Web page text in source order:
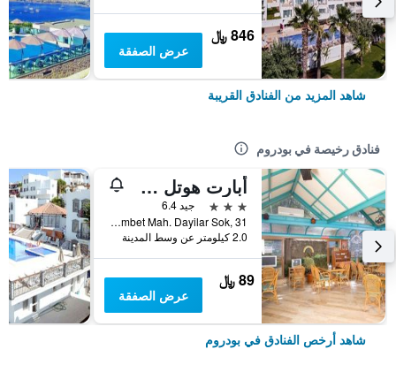
846 ﷼
عرض الصفقة
شاهد المزيد من الفنادق القريبة
فنادق رخيصة في بودروم
أبارت هوتل سييستا بيتش بودرم
3 نجوم
جيد 6.4
Gumbet Mah. Dayilar Sok, 31, بودروم, تركيا
2.0 كيلومتر عن وسط المدينة
89 ﷼
عرض الصفقة
شاهد أرخص الفنادق في بودروم